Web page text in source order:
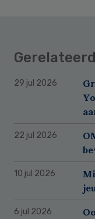
29 jul 2026
22 jul 2026
10 jul 2026
6 jul 2026